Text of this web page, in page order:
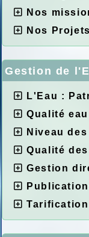
Nos
Nos Projets
Gestion de
L'Eau :
Qualité
Niveau
Qualité
Gestion
Tarification